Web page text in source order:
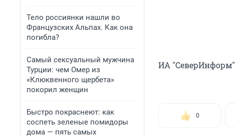
Тело россиянки нашли во
Французских Альпах. Как она
погибла?
Самый сексуальный мужчина
Турции: чем Омер из
«Клюквенного щербета»
покорил женщин
Быстро покраснеют: как
соспеть зеленые помидоры
дома — пять самых
ИА "СеверИнформ"
0